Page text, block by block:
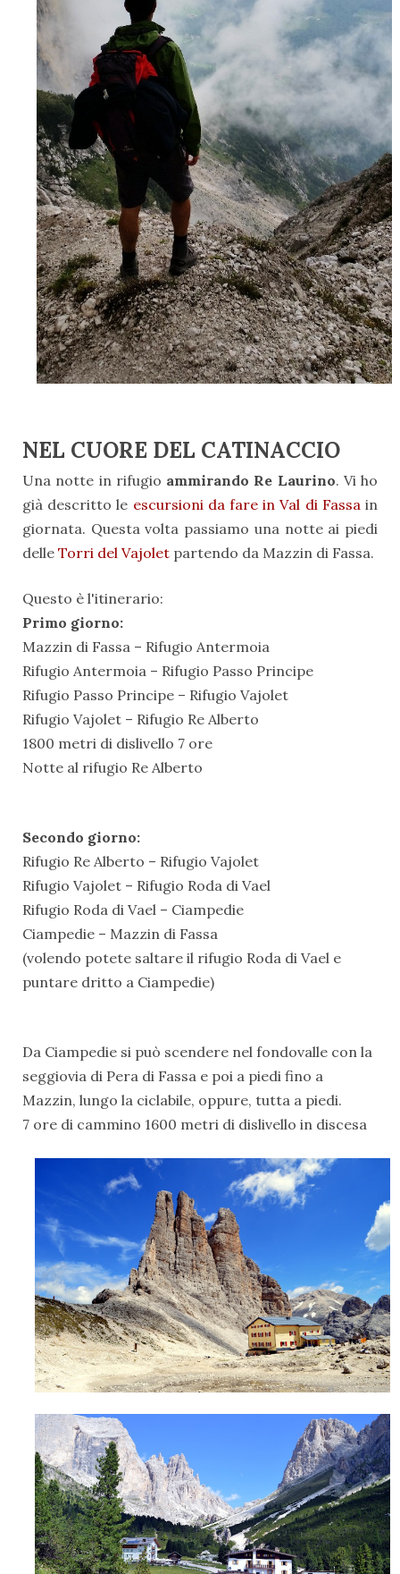
NEL CUORE DEL CATINACCIO
Una notte in rifugio ammirando Re Laurino. Vi ho
già descritto le escursioni da fare in Val di Fassain
giornata. Questa volta passiamo una notte ai piedi
delle Torri del Vajolet partendo da Mazzin di Fassa.
Questo è l'itinerario:
Primo giorno:
Mazzin di Fassa – Rifugio Antermoia
Rifugio Antermoia – Rifugio Passo Principe
Rifugio Passo Principe – Rifugio Vajolet
Rifugio Vajolet – Rifugio Re Alberto
1800 metri di dislivello 7 ore
Notte al rifugio Re Alberto
Secondo giorno:
Rifugio Re Alberto – Rifugio Vajolet
Rifugio Vajolet – Rifugio Roda di Vael
Rifugio Roda di Vael – Ciampedie
Ciampedie – Mazzin di Fassa
(volendo potete saltare il rifugio Roda di Vael e
puntare dritto a Ciampedie)
Da Ciampedie si può scendere nel fondovalle con la
seggiovia di Pera di Fassa e poi a piedi fino a
Mazzin, lungo la ciclabile, oppure, tutta a piedi.
7 ore di cammino 1600 metri di dislivello in discesa